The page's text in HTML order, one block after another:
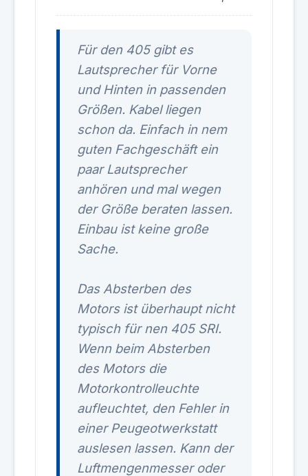
Für den 405 gibt es
Lautsprecher für Vorne
und Hinten in passenden
Größen. Kabel liegen
schon da. Einfach in nem
guten Fachgeschäft ein
paar Lautsprecher
anhören und mal wegen
der Größe beraten lassen.
Einbau ist keine große
Sache.
Das Absterben des
Motors ist überhaupt nicht
typisch für nen 405 SRI.
Wenn beim Absterben
des Motors die
Motorkontrolleuchte
aufleuchtet, den Fehler in
einer Peugeotwerkstatt
auslesen lassen. Kann der
Luftmengenmesser oder